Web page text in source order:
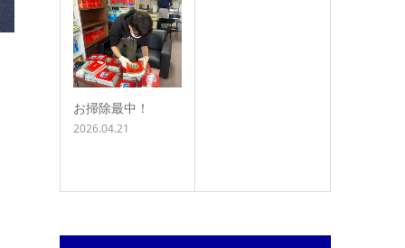
お掃除最中！
2026.04.21